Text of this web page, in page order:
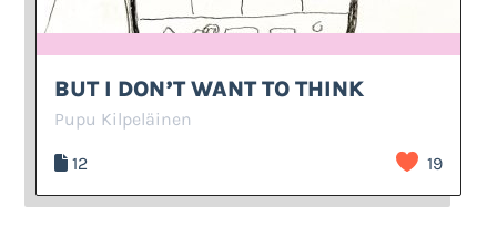
BUT I DON’T WANT TO THINK
Pupu Kilpeläinen
12 19